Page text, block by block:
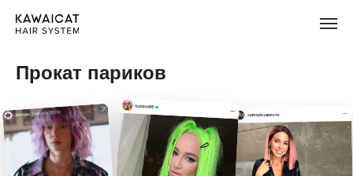
Прокат париков